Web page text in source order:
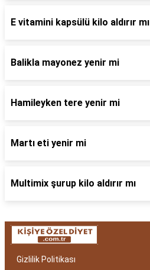
E vitamini kapsülü kilo aldırır mı
Balikla mayonez yenir mi
Hamileyken tere yenir mi
Martı eti yenir mi
Multimix şurup kilo aldırır mı
Gizlilik Politikası